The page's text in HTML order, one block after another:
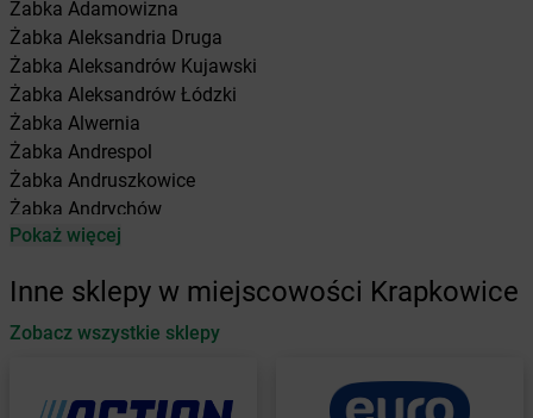
Żabka Adamowizna
Żabka Aleksandria Druga
Żabka Aleksandrów Kujawski
Żabka Aleksandrów Łódzki
Żabka Alwernia
Żabka Andrespol
Żabka Andruszkowice
Żabka Andrychów
Żabka Antonie
Żabka Automat
Żabka Babica
Żabka Babimost
Pokaż więcej
Inne sklepy w miejscowości Krapkowice
Zobacz wszystkie sklepy